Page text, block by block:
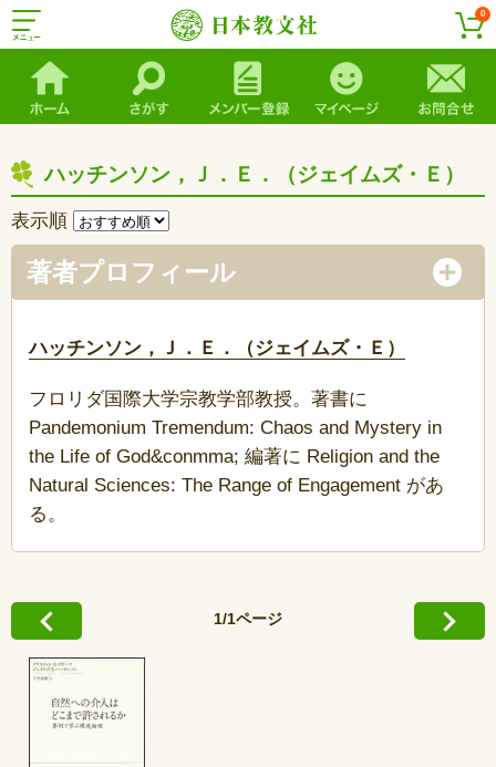
0
ハッチンソン，Ｊ．Ｅ．（ジェイムズ・Ｅ）
表示順
著者プロフィール
ハッチンソン，Ｊ．Ｅ．（ジェイムズ・Ｅ）
フロリダ国際大学宗教学部教授。著書に
Pandemonium Tremendum: Chaos and Mystery in
the Life of God&conmma; 編著に Religion and the
Natural Sciences: The Range of Engagement があ
る。
1/1ページ